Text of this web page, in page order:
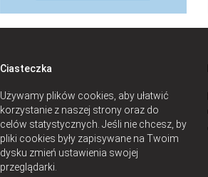
Ciasteczka
Używamy plików cookies, aby ułatwić
korzystanie z naszej strony oraz do
celów statystycznych. Jeśli nie chcesz, by
pliki cookies były zapisywane na Twoim
dysku zmień ustawienia swojej
przeglądarki.